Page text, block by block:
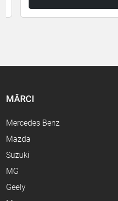
MĂRCI
Mercedes Benz
Mazda
Suzuki
MG
Geely